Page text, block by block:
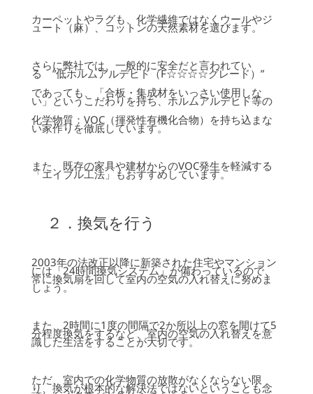
カーペットやラグも、 化学繊維ではなく ウールやジ
ュート（麻）、コットンの天然素材を選びます。
さらに弊社では、一般的に安全だと言われてい
る ”低ホルムアルデヒド（F☆☆☆☆グレード）”
であっても、「合板・集成材をいっさい使用しな
い」というこだわりを持ち、ホルムアルデヒド等の
化学物質：VOC（揮発性有機化合物）を持ち込まな
い家作りを徹底しています。
また、既存の家具や建材からのVOC発生を軽減する
「エイブル工法」もおすすめしています。
２．換気を行う
2003年の法改正以降に新築された住宅やマンション
には「24時間換気システム」が備わっているので、
常に換気扇を回して室内の空気の入れ替えに努めま
しょう。
また、2時間に1度の間隔で2か所以上の窓を開けて5
分程度換気をするなど、室内の空気の入れ替えを意
識した生活をすることが大切です。
ただ、室内での化学物質の放散がなくならない限
り、換気が根本的な解決法ではないということも念